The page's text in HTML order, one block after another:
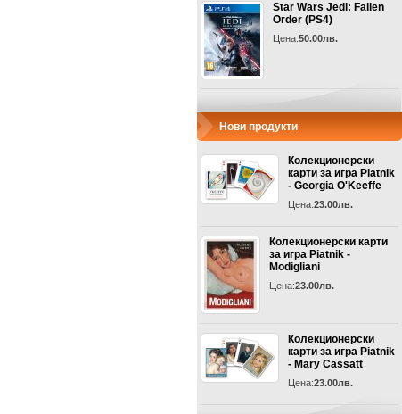
Star Wars Jedi: Fallen
Order (PS4)
Цена:50.00лв.
Нови продукти
Колекционерски
карти за игра Piatnik
- Georgia O'Keeffe
Цена:23.00лв.
Колекционерски карти
за игра Piatnik -
Modigliani
Цена:23.00лв.
Колекционерски
карти за игра Piatnik
- Mary Cassatt
Цена:23.00лв.